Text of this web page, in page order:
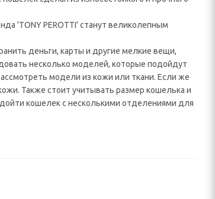
'TONY PEROTTI' станут великолепным
деньги, карты и другие мелкие вещи,
несколько моделей, которые подойдут
модели из кожи или ткани. Если же
Также стоит учитывать размер кошелька и
кошелек с несколькими отделениями для